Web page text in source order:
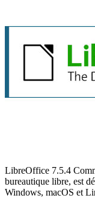
LibreOffice 7.5.4
bureautique libre, est
Windows, macOS et